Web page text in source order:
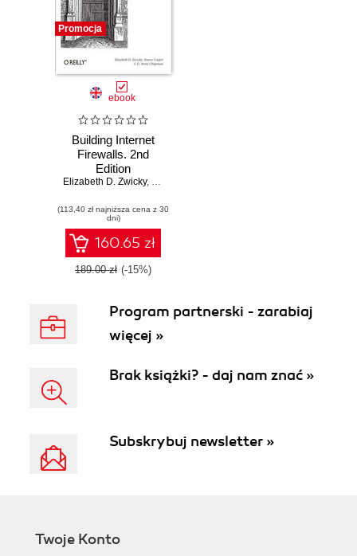
Promocja
ebook
Building Internet
Firewalls. 2nd
Edition
Elizabeth D. Zwicky, Simon Cooper
(113,40 zł najniższa cena z 30
dni)
160.65 zł
189.00 zł (-15%)
Program partnerski - zarabiaj
więcej »
Brak książki? - daj nam znać »
Subskrybuj newsletter »
Twoje Konto